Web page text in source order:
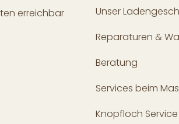
erreichbar
Unser
Reparaturen &
Beratung
Services beim
Knopfloch Service